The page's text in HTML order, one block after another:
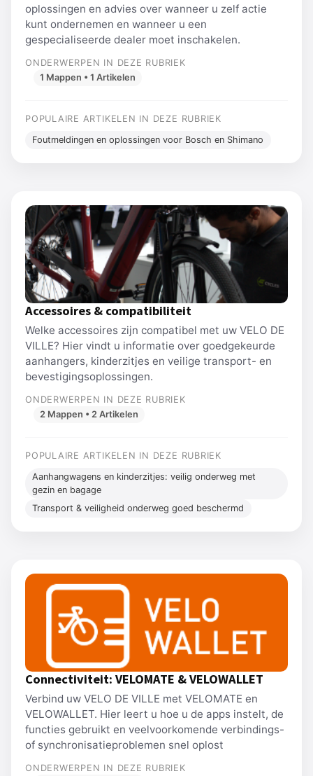
oplossingen en advies over wanneer u zelf actie
kunt ondernemen en wanneer u een
gespecialiseerde dealer moet inschakelen.
ONDERWERPEN IN DEZE RUBRIEK
1 Mappen • 1 Artikelen
POPULAIRE ARTIKELEN IN DEZE RUBRIEK
Foutmeldingen en oplossingen voor Bosch en Shimano
Accessoires & compatibiliteit
Welke accessoires zijn compatibel met uw VELO DE
VILLE? Hier vindt u informatie over goedgekeurde
aanhangers, kinderzitjes en veilige transport- en
bevestigingsoplossingen.
ONDERWERPEN IN DEZE RUBRIEK
2 Mappen • 2 Artikelen
POPULAIRE ARTIKELEN IN DEZE RUBRIEK
Aanhangwagens en kinderzitjes: veilig onderweg met
gezin en bagage
Transport & veiligheid onderweg goed beschermd
Connectiviteit: VELOMATE & VELOWALLET
Verbind uw VELO DE VILLE met VELOMATE en
VELOWALLET. Hier leert u hoe u de apps instelt, de
functies gebruikt en veelvoorkomende verbindings-
of synchronisatieproblemen snel oplost
ONDERWERPEN IN DEZE RUBRIEK